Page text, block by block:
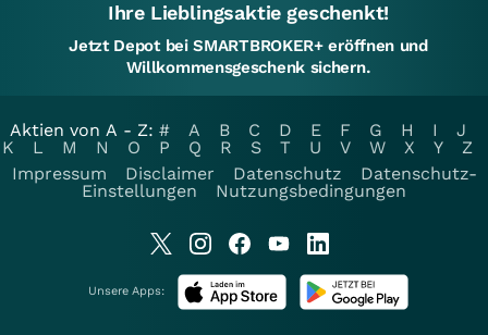
Ihre Lieblingsaktie geschenkt!
Jetzt Depot bei SMARTBROKER+ eröffnen und
Willkommensgeschenk sichern.
Aktien von A - Z: # A B C D E F G H I
J
K
L M N O P Q R S T U V W X Y
Z
Impressum
Disclaimer Datenschutz
Datenschutz-
Einstellungen
Nutzungsbedingungen
Unsere Apps: